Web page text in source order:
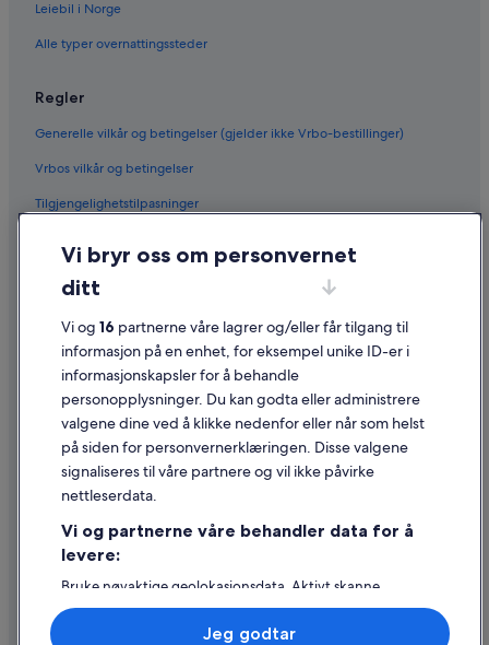
Leiebil i Norge
Alle typer overnattingssteder
Regler
Generelle vilkår og betingelser (gjelder ikke Vrbo-bestillinger)
Vrbos vilkår og betingelser
Tilgjengelighetstilpasninger
Informasjonskapsler
Juridisk informasjon / kontakt oss
Retningslinjer for innhold og rapportering av innhold
Hjelp
Kontakt oss
Avbestille eller endre bestillingen
Refusjonsprosessen og tidsrammer for refusjon
Internasjonale reisedokumenter
Vi bryr oss om personvernet
ditt
Vi og 16 partnerne våre lagrer og/eller får tilgang til
informasjon på en enhet, for eksempel unike ID-er i
informasjonskapsler for å behandle
personopplysninger. Du kan godta eller administrere
valgene dine ved å klikke nedenfor eller når som helst
på siden for personvernerklæringen. Disse valgene
signaliseres til våre partnere og vil ikke påvirke
nettleserdata.
Vi og partnerne våre behandler data for å
levere:
Bruke nøyaktige geolokasjonsdata. Aktivt skanne
enhetsegenskaper for identifikasjon. Lagre og/eller få
tilgang til informasjon på en enhet. Personlig tilpasset
Jeg godtar